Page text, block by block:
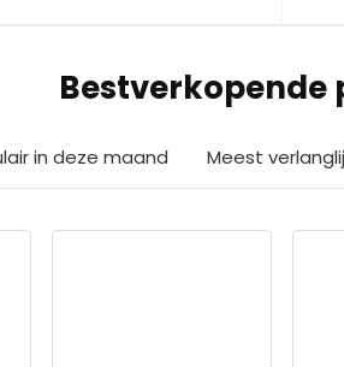
Bestverkopende
in deze maand Meest